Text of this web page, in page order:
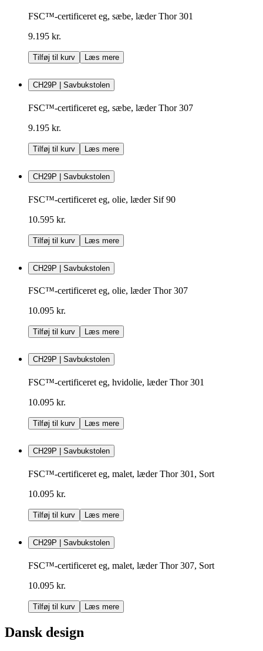
FSC™-certificeret eg, sæbe, læder Thor 301
9.195 kr.
Tilføj til kurv Læs mere
CH29P | Savbukstolen
FSC™-certificeret eg, sæbe, læder Thor 307
9.195 kr.
Tilføj til kurv Læs mere
CH29P | Savbukstolen
FSC™-certificeret eg, olie, læder Sif 90
10.595 kr.
Tilføj til kurv Læs mere
CH29P | Savbukstolen
FSC™-certificeret eg, olie, læder Thor 307
10.095 kr.
Tilføj til kurv Læs mere
CH29P | Savbukstolen
FSC™-certificeret eg, hvidolie, læder Thor 301
10.095 kr.
Tilføj til kurv Læs mere
CH29P | Savbukstolen
FSC™-certificeret eg, malet, læder Thor 301, Sort
10.095 kr.
Tilføj til kurv Læs mere
CH29P | Savbukstolen
FSC™-certificeret eg, malet, læder Thor 307, Sort
10.095 kr.
Tilføj til kurv Læs mere
Dansk design